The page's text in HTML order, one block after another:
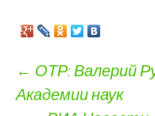
Навигация по
← ОТР: Валерий
Академии наук